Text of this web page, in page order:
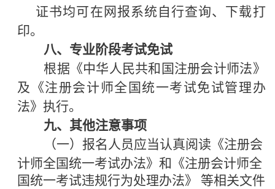
证书均可在网报系统自行查询、下载打
印。
八、专业阶段考试免试
根据《中华人民共和国注册会计师法》
及《注册会计师全国统一考试免试管理办
法》执行。
九、其他注意事项
（一）报名人员应当认真阅读《注册会
计师全国统一考试办法》和《注册会计师全
国统一考试违规行为处理办法》
等相关文件